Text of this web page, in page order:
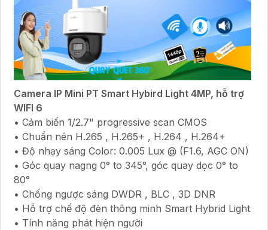
Camera IP Mini PT Smart Hybird Light 4MP, hỗ trợ
WIFI 6
• Cảm biến 1/2.7" progressive scan CMOS
• Chuẩn nén H.265 , H.265+ , H.264 , H.264+
• Độ nhạy sáng Color: 0.005 Lux @ (F1.6, AGC ON)
• Góc quay nagng 0° to 345°, góc quay dọc 0° to
80°
• Chống ngược sáng DWDR , BLC , 3D DNR
• Hỗ trợ chế độ đèn thông minh Smart Hybrid Light
• Tính năng phát hiện người